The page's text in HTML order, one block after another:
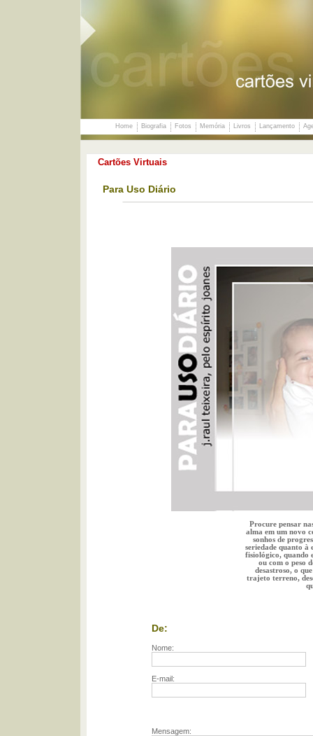
Home Biografia Fotos Memória Livros Lançamento
Cartões Virtuais
Para Uso Diário
Procure pensar
alma em um novo
sonhos de
seriedade quanto à
fisiológico, quando
ou com o peso
desastroso, o
trajeto terreno,
De:
Nome:
E-mail:
Mensagem: